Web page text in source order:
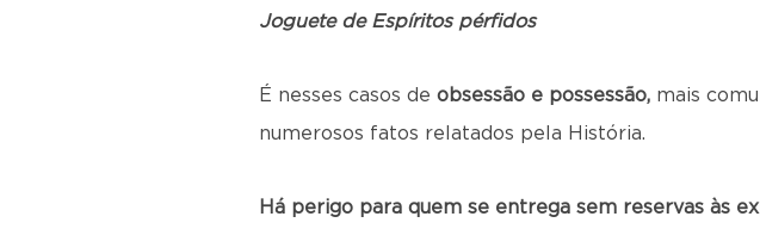
Joguete de Espíritos pérfidos
É nesses casos de obsessão e possessão, mais
numerosos fatos relatados pela História.
Há perigo para quem se entrega sem reservas às